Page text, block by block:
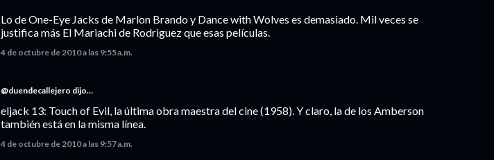
Lo de One-Eye Jacks de Marlon Brando y Dance with Wolves es demasiado. Mil veces se
justifica más El Mariachi de Rodriguez que esas películas.
4 de octubre de 2010 a las 9:55 a.m.
@duendecallejero dijo…
eljack 13: Touch of Evil, la última obra maestra del cine (1958). Y claro, la de los Amberson
también está en la misma línea.
4 de octubre de 2010 a las 9:57 a.m.